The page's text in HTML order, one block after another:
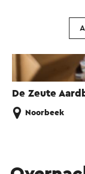
De Zeute
Noorbeek